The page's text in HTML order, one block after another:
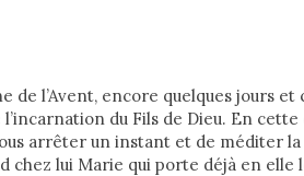
de l’Avent, encore quelques jours
du Fils de Dieu. En
arrêter un instant et de méditer la
chez lui Marie qui porte déjà en elle